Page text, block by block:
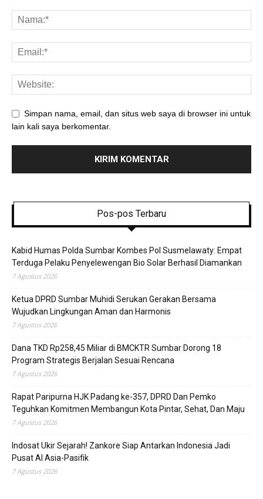
Simpan nama, email, dan situs web saya di browser ini untuk
lain kali saya berkomentar.
Pos-pos Terbaru
Kabid Humas Polda Sumbar Kombes Pol Susmelawaty: Empat
Terduga Pelaku Penyelewengan Bio Solar Berhasil Diamankan
7 Agustus 2026
Ketua DPRD Sumbar Muhidi Serukan Gerakan Bersama
Wujudkan Lingkungan Aman dan Harmonis
7 Agustus 2026
Dana TKD Rp258,45 Miliar di BMCKTR Sumbar Dorong 18
Program Strategis Berjalan Sesuai Rencana
7 Agustus 2026
Rapat Paripurna HJK Padang ke-357, DPRD Dan Pemko
Teguhkan Komitmen Membangun Kota Pintar, Sehat, Dan Maju
7 Agustus 2026
Indosat Ukir Sejarah! Zankore Siap Antarkan Indonesia Jadi
Pusat AI Asia-Pasifik
7 Agustus 2026